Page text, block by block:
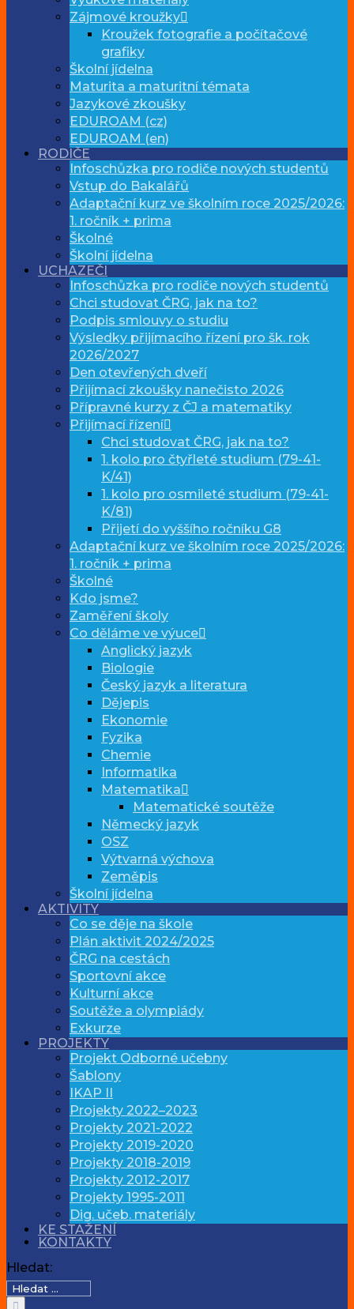
Zájmové kroužky
Kroužek fotografie a počítačové
grafiky
Školní jídelna
Maturita a maturitní témata
Jazykové zkoušky
EDUROAM (cz)
EDUROAM (en)
RODIČE
Infoschůzka pro rodiče nových studentů
Vstup do Bakalářů
Adaptační kurz ve školním roce 2025/2026:
1. ročník + prima
Školné
Školní jídelna
UCHAZEČI
Infoschůzka pro rodiče nových studentů
Chci studovat ČRG, jak na to?
Podpis smlouvy o studiu
Výsledky přijímacího řízení pro šk. rok
2026/2027
Den otevřených dveří
Přijímací zkoušky nanečisto 2026
Přípravné kurzy z ČJ a matematiky
Přijímací řízení
Chci studovat ČRG, jak na to?
1. kolo pro čtyřleté studium (79-41-
K/41)
1. kolo pro osmileté studium (79-41-
K/81)
Přijetí do vyššího ročníku G8
Adaptační kurz ve školním roce 2025/2026:
1. ročník + prima
Školné
Kdo jsme?
Zaměření školy
Co děláme ve výuce
Anglický jazyk
Biologie
Český jazyk a literatura
Dějepis
Ekonomie
Fyzika
Chemie
Informatika
Matematika
Matematické soutěže
Německý jazyk
OSZ
Výtvarná výchova
Zeměpis
Školní jídelna
AKTIVITY
Co se děje na škole
Plán aktivit 2024/2025
ČRG na cestách
Sportovní akce
Kulturní akce
Soutěže a olympiády
Exkurze
PROJEKTY
Projekt Odborné učebny
Šablony
IKAP II
Projekty 2022–2023
Projekty 2021-2022
Projekty 2019-2020
Projekty 2018-2019
Projekty 2012-2017
Projekty 1995-2011
Dig. učeb. materiály
KE STAŽENÍ
KONTAKTY
Hledat: